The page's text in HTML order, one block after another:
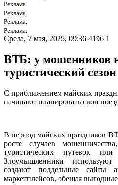
Реклама.
Реклама.
Реклама.
Реклама.
Среда, 7 мая, 2025, 09:36 4196 1
ВТБ: у мошенников
туристический сезон
С приближением майских
начинают планировать свои
В период майских праздников
росте случаев
туристических путевок
Злоумышленники
создают поддельные сайты
маркетплейсов, обещая